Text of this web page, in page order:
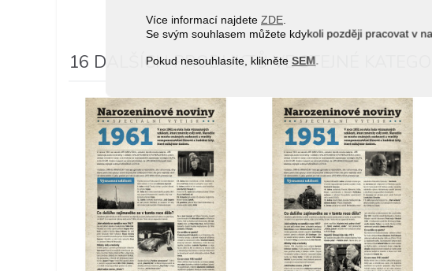
Více informací najdeteZDE
Se svým souhlasem můžete kdykoli později pracovat v
Pokud nesouhlasíte, klikněteSEM.
16 DALŠÍCH PRODUKTŮ VE STEJNÉ